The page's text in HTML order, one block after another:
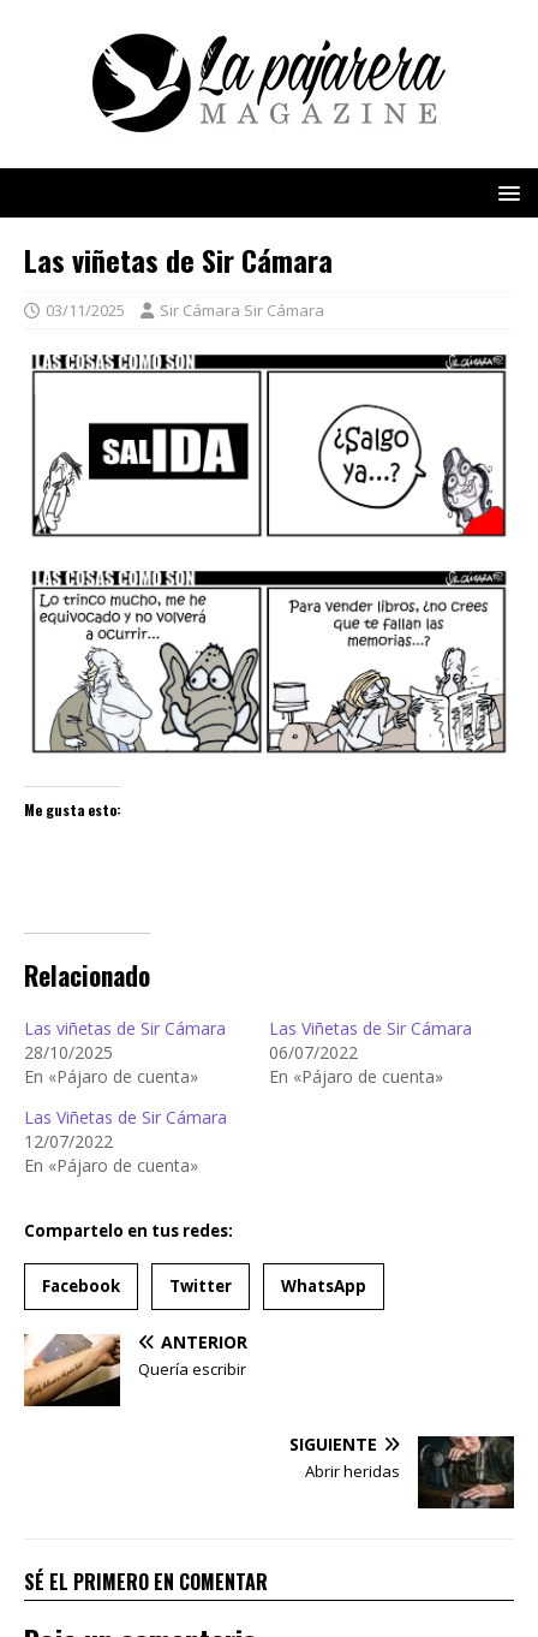
Las viñetas de Sir Cámara
03/11/2025 Sir Cámara Sir Cámara
Me gusta esto:
Relacionado
Las viñetas de Sir Cámara
28/10/2025
En «Pájaro de cuenta»
Las Viñetas de Sir Cámara
06/07/2022
En «Pájaro de cuenta»
Las Viñetas de Sir Cámara
12/07/2022
En «Pájaro de cuenta»
Compartelo en tus redes:
Facebook Twitter WhatsApp
ANTERIOR
Quería escribir
SIGUIENTE
Abrir heridas
SÉ EL PRIMERO EN COMENTAR